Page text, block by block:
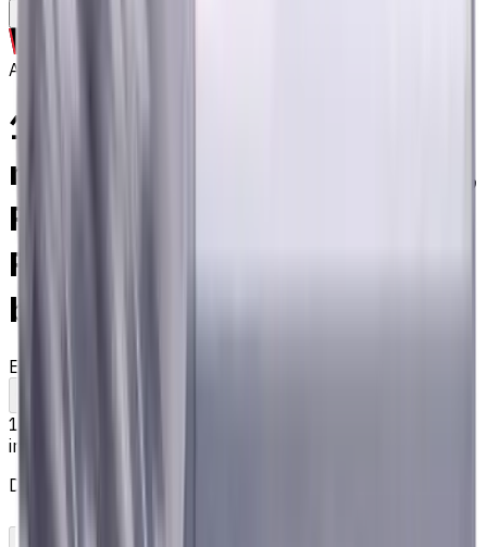
Auf Bestellung
14 mm VHM Schaftfräser,
mit 1 mm Fase, 4 Schneiden,
Radius, Standardlänge, Für
P, M, K Materialien, AlCrN
beschichtet
EM311-4KL-140010
145,05 €
inkl. MwSt.
Der Preis wurde am 07.08.2026 berechnet